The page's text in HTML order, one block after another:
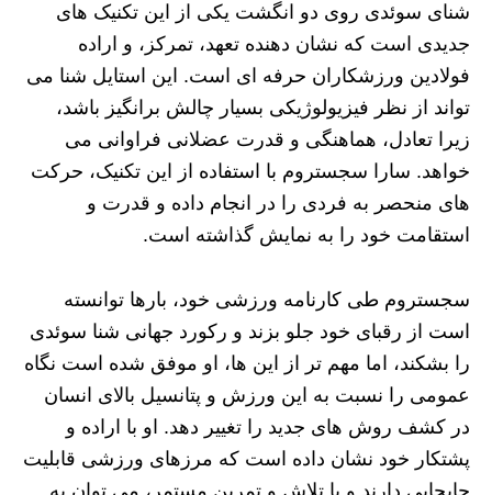
شنای سوئدی روی دو انگشت یکی از این تکنیک‌ های
جدیدی است که نشان‌ دهنده تعهد، تمرکز، و اراده‌
فولادین ورزشکاران حرفه‌ ای است. این استایل شنا می‌
تواند از نظر فیزیولوژیکی بسیار چالش‌ برانگیز باشد،
زیرا تعادل، هماهنگی و قدرت عضلانی فراوانی می‌
خواهد. سارا سجستروم با استفاده از این تکنیک، حرکت‌
های منحصر به فردی را در انجام داده و قدرت و
استقامت خود را به نمایش گذاشته است.
سجستروم طی کارنامه ورزشی خود، بارها توانسته
است از رقبای خود جلو بزند و رکورد جهانی شنا سوئدی
را بشکند، اما مهم‌ تر از این‌ ها، او موفق شده است نگاه
عمومی را نسبت به این ورزش و پتانسیل بالای انسان
در کشف روش‌ های جدید را تغییر دهد. او با اراده و
پشتکار خود نشان داده است که مرزهای ورزشی قابلیت